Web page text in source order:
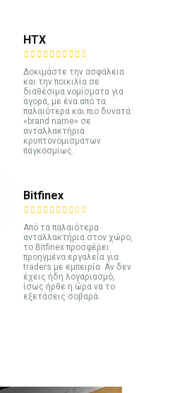
HTX
Δοκιμάστε την ασφάλεια
και την ποικιλία σε
διαθέσιμα νομίσματα για
αγορά, με ένα από τα
παλαιότερα και πιο δυνατά
«brand name» σε
ανταλλακτήρια
κρυπτονομισμάτων
παγκοσμίως.
Bitfinex
Από τα παλαιότερα
ανταλλακτήρια στον χώρο,
το Bitfinex προσφέρει
προηγμένα εργαλεία για
traders με εμπειρία. Αν δεν
έχεις ήδη λογαριασμό,
ίσως ήρθε η ώρα να το
εξετάσεις σοβαρά.